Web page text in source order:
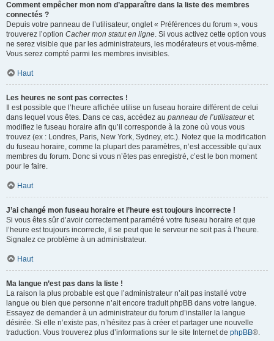
Comment empêcher mon nom d’apparaître dans la liste des membres
connectés ?
Depuis votre panneau de l’utilisateur, onglet « Préférences du forum », vous
trouverez l’option Cacher mon statut en ligne. Si vous activez cette option vous
ne serez visible que par les administrateurs, les modérateurs et vous-même.
Vous serez compté parmi les membres invisibles.
Haut
Les heures ne sont pas correctes !
Il est possible que l’heure affichée utilise un fuseau horaire différent de celui
dans lequel vous êtes. Dans ce cas, accédez au panneau de l’utilisateuret
modifiez le fuseau horaire afin qu’il corresponde à la zone où vous vous
trouvez (ex : Londres, Paris, New York, Sydney, etc.). Notez que la modification
du fuseau horaire, comme la plupart des paramètres, n’est accessible qu’aux
membres du forum. Donc si vous n’êtes pas enregistré, c’est le bon moment
pour le faire.
Haut
J’ai changé mon fuseau horaire et l’heure est toujours incorrecte !
Si vous êtes sûr d’avoir correctement paramétré votre fuseau horaire et que
l’heure est toujours incorrecte, il se peut que le serveur ne soit pas à l’heure.
Signalez ce problème à un administrateur.
Haut
Ma langue n’est pas dans la liste !
La raison la plus probable est que l’administrateur n’ait pas installé votre
langue ou bien que personne n’ait encore traduit phpBB dans votre langue.
Essayez de demander à un administrateur du forum d’installer la langue
désirée. Si elle n’existe pas, n’hésitez pas à créer et partager une nouvelle
traduction. Vous trouverez plus d’informations sur le site Internet de phpBB®.